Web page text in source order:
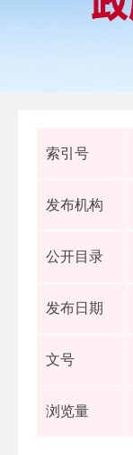
索引号
发布机构
公开目录
发布日期
文号
浏览量